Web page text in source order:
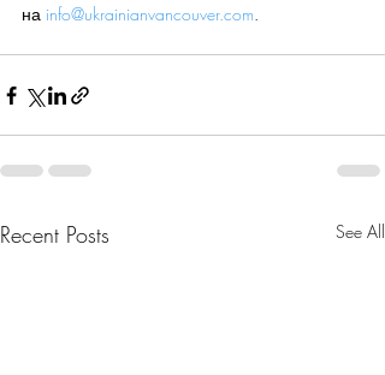
на info@ukrainianvancouver.com.
Recent Posts See All